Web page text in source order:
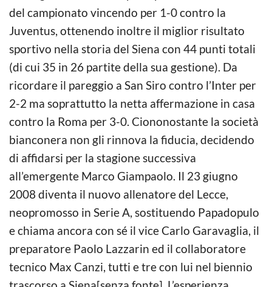
del campionato vincendo per 1-0 contro la
Juventus, ottenendo inoltre il miglior risultato
sportivo nella storia del Siena con 44 punti totali
(di cui 35 in 26 partite della sua gestione). Da
ricordare il pareggio a San Siro contro l’Inter per
2-2 ma soprattutto la netta affermazione in casa
contro la Roma per 3-0. Ciononostante la società
bianconera non gli rinnova la fiducia, decidendo
di affidarsi per la stagione successiva
all’emergente Marco Giampaolo. Il 23 giugno
2008 diventa il nuovo allenatore del Lecce,
neopromosso in Serie A, sostituendo Papadopulo
e chiama ancora con sé il vice Carlo Garavaglia, il
preparatore Paolo Lazzarin ed il collaboratore
tecnico Max Canzi, tutti e tre con lui nel biennio